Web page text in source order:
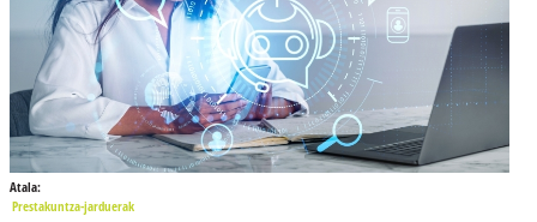
Atala:
Prestakuntza-jarduerak